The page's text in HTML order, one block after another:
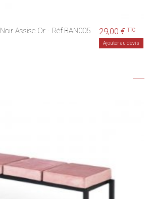
Assise Or - Réf.BAN005 29,00 € TTC
Ajouter au devis